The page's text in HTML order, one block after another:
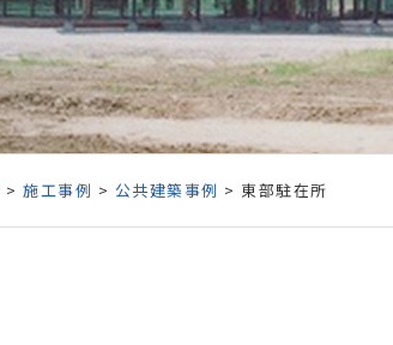
> 施工事例 > 公共建築事例 > 東部駐在所